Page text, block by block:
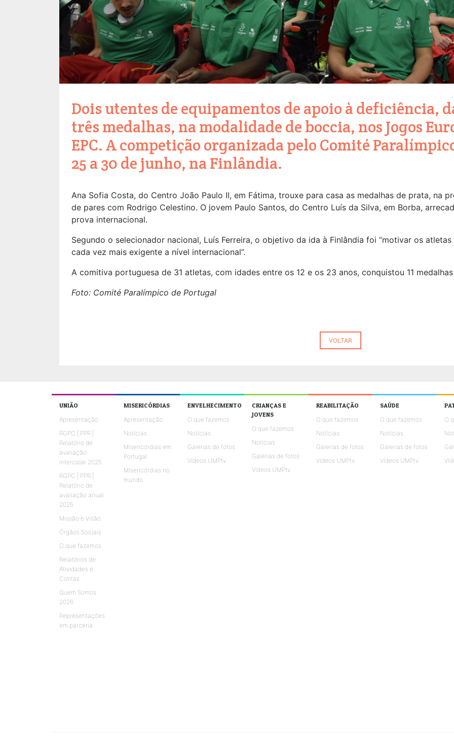
Dois utentes de equipamentos de apoio à deficiência,
três medalhas, na modalidade de boccia, nos Jogos
EPC. A competição organizada pelo Comité
25 a 30 de junho, na Finlândia.
Ana Sofia Costa, do Centro João Paulo II, em Fátima, trouxe para casa as medalhas de prata, na
de pares com Rodrigo Celestino. O jovem Paulo Santos, do Centro Luís da Silva, em Borba,
prova internacional.
Segundo o selecionador nacional, Luís Ferreira, o objetivo da ida à Finlândia foi “motivar os
cada vez mais exigente a nível internacional”.
A comitiva portuguesa de 31 atletas, com idades entre os 12 e os 23 anos, conquistou 11
Foto: Comité Paralímpico de Portugal
VOLTAR
UNIÃO
Apresentação
RGPC | PPR |
Relatório de
avaliação
intercalar 2025
RGPC | PPR |
Relatório de
avaliação anual
2025
Missão e Visão
Órgãos Sociais
O que fazemos
Relatórios de
Atividades e
Contas
Quem Somos
2026
Representações
em parceria
MISERICÓRDIAS
Apresentação
Notícias
Misericórdias em
Portugal
Misericórdias no
mundo
ENVELHECIMENTO
O que fazemos
Notícias
Galerias de fotos
Vídeos UMPtv
CRIANÇAS E
JOVENS
O que fazemos
Notícias
Galerias de fotos
Vídeos UMPtv
REABILITAÇÃO
O que fazemos
Notícias
Galerias de fotos
Vídeos UMPtv
SAÚDE
O que fazemos
Notícias
Galerias de fotos
Vídeos UMPtv
O